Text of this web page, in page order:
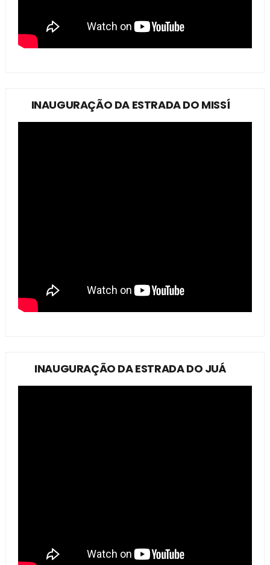
INAUGURAÇÃO DA ESTRADA DO MISSÍ
INAUGURAÇÃO DA ESTRADA DO JUÁ